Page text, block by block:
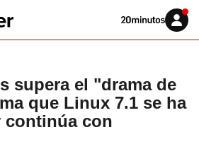
Volver
Iniciar
sesión
supera el "drama de
que Linux 7.1 se ha
continúa con